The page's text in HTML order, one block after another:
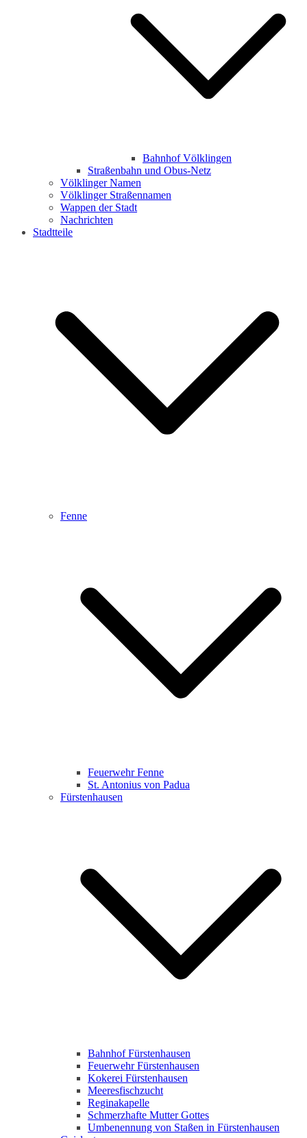
Bahnhof Völklingen
Straßenbahn und Obus-Netz
Völklinger Namen
Völklinger Straßennamen
Wappen der Stadt
Nachrichten
Stadtteile
Fenne
Feuerwehr Fenne
St. Antonius von Padua
Fürstenhausen
Bahnhof Fürstenhausen
Feuerwehr Fürstenhausen
Kokerei Fürstenhausen
Meeresfischzucht
Reginakapelle
Schmerzhafte Mutter Gottes
Umbenennung von Staßen in Fürstenhausen